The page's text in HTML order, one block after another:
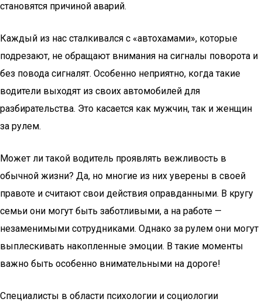
становятся причиной аварий.
Каждый из нас сталкивался с «автохамами», которые
подрезают, не обращают внимания на сигналы поворота и
без повода сигналят. Особенно неприятно, когда такие
водители выходят из своих автомобилей для
разбирательства. Это касается как мужчин, так и женщин
за рулем.
Может ли такой водитель проявлять вежливость в
обычной жизни? Да, но многие из них уверены в своей
правоте и считают свои действия оправданными. В кругу
семьи они могут быть заботливыми, а на работе —
незаменимыми сотрудниками. Однако за рулем они могут
выплескивать накопленные эмоции. В такие моменты
важно быть особенно внимательными на дороге!
Специалисты в области психологии и социологии